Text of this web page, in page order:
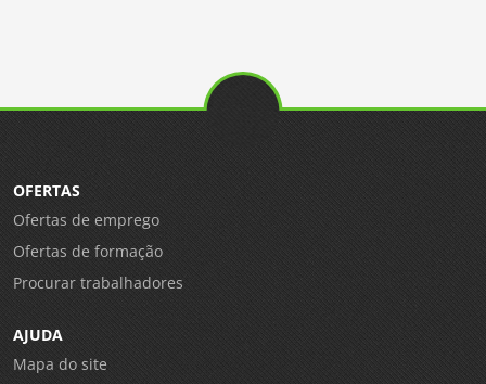
OFERTAS
Ofertas de emprego
Ofertas de formação
Procurar trabalhadores
AJUDA
Mapa do site